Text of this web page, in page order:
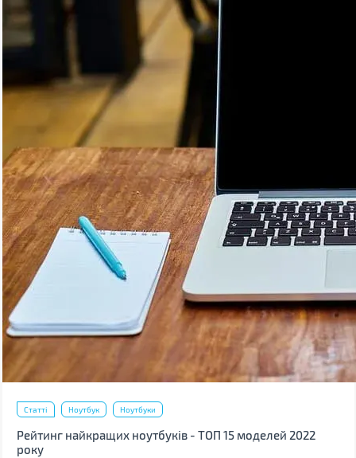
Статті Ноутбук Ноутбуки
Рейтинг найкращих ноутбуків - ТОП 15 моделей 2022
року